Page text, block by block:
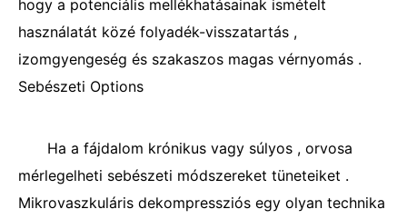
hogy a potenciális mellékhatásainak ismételt
használatát közé folyadék-visszatartás ,
izomgyengeség és szakaszos magas vérnyomás .
Sebészeti Options
Ha a fájdalom krónikus vagy súlyos , orvosa
mérlegelheti sebészeti módszereket tüneteiket .
Mikrovaszkuláris dekompressziós egy olyan technika